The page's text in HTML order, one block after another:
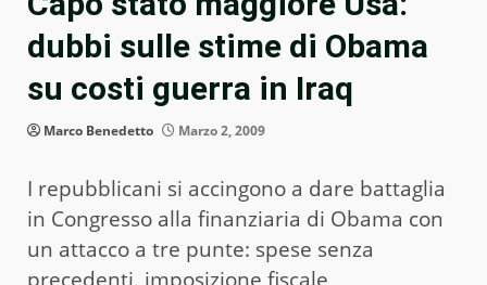
dubbi sulle stime di Obama
su costi guerra in Iraq
Marco Benedetto Marzo 2, 2009
I repubblicani si accingono a dare battaglia
in Congresso alla finanziaria di Obama con
un attacco a tre punte: spese senza